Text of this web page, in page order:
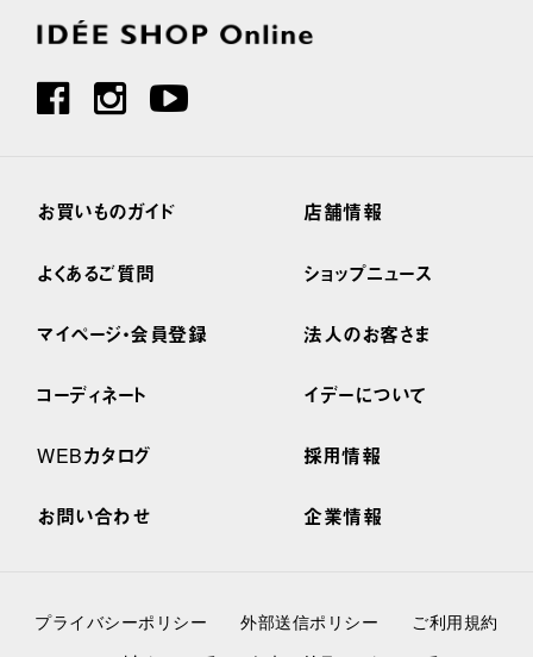
お買いものガイド
よくあるご質問
マイページ・会員登録
コーディネート
WEBカタログ
お問い合わせ
店舗情報
ショップニュース
法人のお客さま
イデーについて
採用情報
企業情報
プライバシーポリシー 外部送信ポリシー
ご利用規約